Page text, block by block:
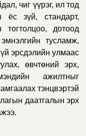
чиг үүрэг, ил тод
ёс зүй, стандарт,
тогтолцоо, дотоод
эмнэлгийн тусламж,
эрсдэлийн улмаас
өвчтөний эрх,
ажилтныг
тэнцвэртэй
даатгалын эрх